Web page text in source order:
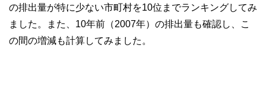
の排出量が特に少ない市町村を10位までランキングしてみ
ました。また、10年前（2007年）の排出量も確認し、こ
の間の増減も計算してみました。